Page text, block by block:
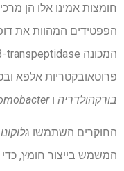
חומצות אמינו אלו הן
הפפטידים המהוות את
פרוטאובקטריות אלפא
בורקהולדריה ו
החוקרים השתמשו